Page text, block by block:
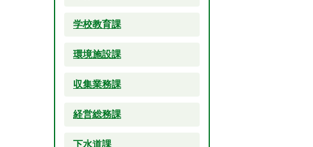
学校教育課
環境施設課
収集業務課
経営総務課
下水道課